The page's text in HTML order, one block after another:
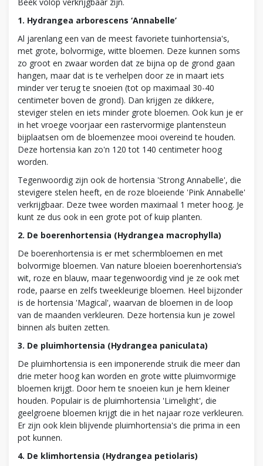
1. Hydrangea arborescens ‘Annabelle’
Al jarenlang een van de meest favoriete tuinhortensia's,
met grote, bolvormige, witte bloemen. Deze kunnen soms
zo groot en zwaar worden dat ze bijna op de grond gaan
hangen, maar dat is te verhelpen door ze in maart iets
minder ver terug te snoeien (tot op maximaal 30-40
centimeter boven de grond). Dan krijgen ze dikkere,
steviger stelen en iets minder grote bloemen. Ook kun je er
in het vroege voorjaar een rastervormige plantensteun
bijplaatsen om de bloemenzee mooi overeind te houden.
Deze hortensia kan zo'n 120 tot 140 centimeter hoog
worden.
Tegenwoordig zijn ook de hortensia 'Strong Annabelle', die
stevigere stelen heeft, en de roze bloeiende 'Pink Annabelle'
verkrijgbaar. Deze twee worden maximaal 1 meter hoog. Je
kunt ze dus ook in een grote pot of kuip planten.
2. De boerenhortensia (Hydrangea macrophylla)
De boerenhortensia is er met schermbloemen en met
bolvormige bloemen. Van nature bloeien boerenhortensia’s
wit, roze en blauw, maar tegenwoordig vind je ze ook met
rode, paarse en zelfs tweekleurige bloemen. Heel bijzonder
is de hortensia 'Magical', waarvan de bloemen in de loop
van de maanden verkleuren. Deze hortensia kun je zowel
binnen als buiten zetten.
3. De pluimhortensia (Hydrangea paniculata)
De pluimhortensia is een imponerende struik die meer dan
drie meter hoog kan worden en grote witte pluimvormige
bloemen krijgt. Door hem te snoeien kun je hem kleiner
houden. Populair is de pluimhortensia 'Limelight', die
geelgroene bloemen krijgt die in het najaar roze verkleuren.
Er zijn ook klein blijvende pluimhortensia's die prima in een
pot kunnen.
4. De klimhortensia (Hydrangea petiolaris)